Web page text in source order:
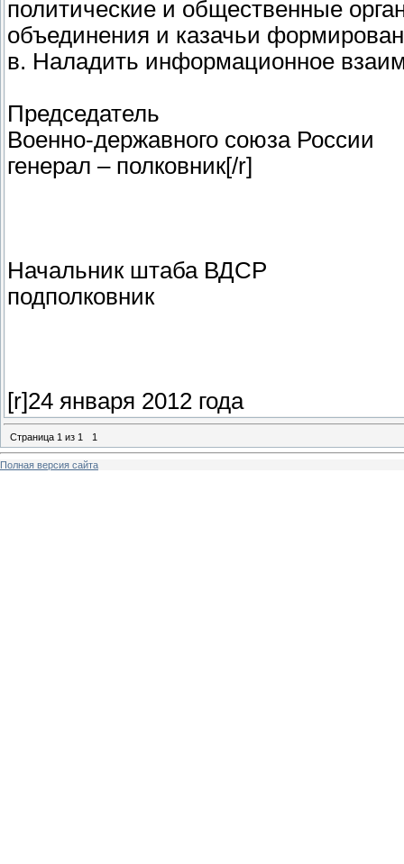
политические и общественные
объединения и казачьи
в. Наладить информационное
Председатель
Военно-державного союза России
генерал – полковник[/r]
Начальник штаба ВДСР
подполковник
[r]24 января 2012 года
Страница 1 из 1 1
Полная версия сайта